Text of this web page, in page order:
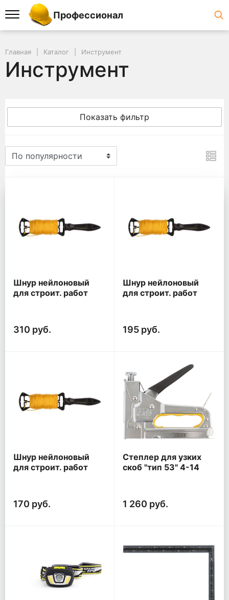
Профессионал
Главная Каталог Инструмент
Инструмент
Показать фильтр
Шнур нейлоновый
для строит. работ
310 руб.
Шнур нейлоновый
для строит. работ
195 руб.
Шнур нейлоновый
для строит. работ
170 руб.
Степлер для узких
скоб "тип 53" 4-14
металлический
корпус
1 260 руб.